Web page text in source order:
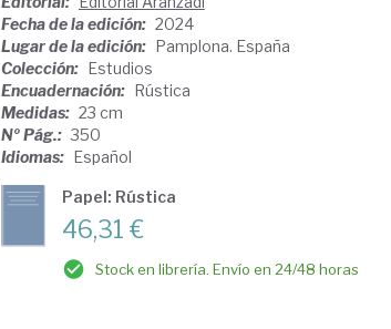
Fecha de la edición: 2024
Lugar de la edición: Pamplona. España
Colección: Estudios
Encuadernación: Rústica
Medidas: 23 cm
Nº Pág.: 350
Idiomas: Español
Papel: Rústica
46,31 €
Stock en librería. Envío en 24/48 horas